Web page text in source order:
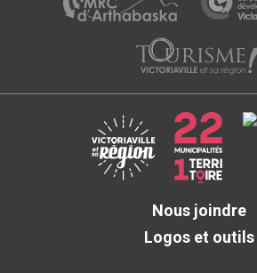
Nous joindre
Logos et outils